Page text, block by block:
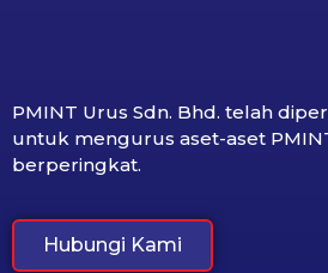
PMINT Urus Sdn. Bhd. telah
untuk mengurus aset-aset
berperingkat.
Hubungi Kami